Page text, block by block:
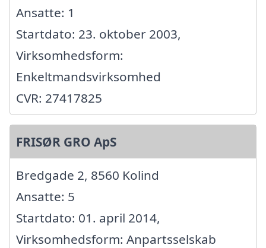
Ansatte: 1
Startdato: 23. oktober 2003,
Virksomhedsform:
Enkeltmandsvirksomhed
CVR: 27417825
FRISØR GRO ApS
Bredgade 2, 8560 Kolind
Ansatte: 5
Startdato: 01. april 2014,
Virksomhedsform: Anpartsselskab